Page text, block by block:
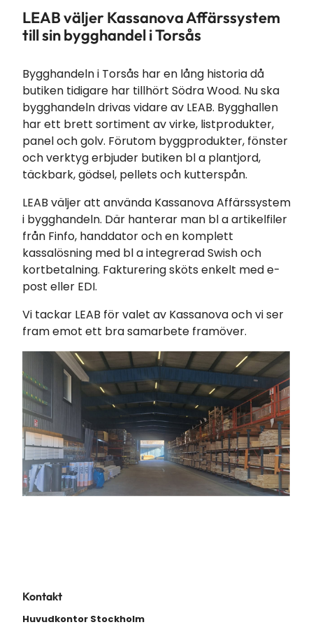
LEAB väljer Kassanova Affärssystem
till sin bygghandel i Torsås
Bygghandeln i Torsås har en lång historia då
butiken tidigare har tillhört Södra Wood. Nu ska
bygghandeln drivas vidare av LEAB. Bygghallen
har ett brett sortiment av virke, listprodukter,
panel och golv. Förutom byggprodukter, fönster
och verktyg erbjuder butiken bl a plantjord,
täckbark, gödsel, pellets och kutterspån.
LEAB väljer att använda Kassanova Affärssystem
i bygghandeln. Där hanterar man bl a artikelfiler
från Finfo, handdator och en komplett
kassalösning med bl a integrerad Swish och
kortbetalning. Fakturering sköts enkelt med e-
post eller EDI.
Vi tackar LEAB för valet av Kassanova och vi ser
fram emot ett bra samarbete framöver.
Kontakt
Huvudkontor Stockholm